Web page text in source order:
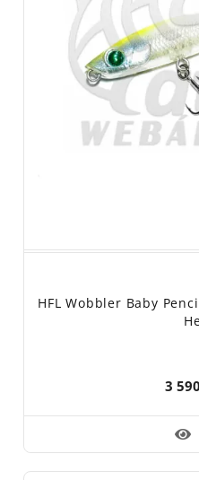
HFL Wobbler Baby
3